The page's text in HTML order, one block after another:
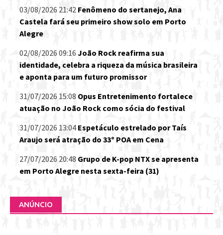
03/08/2026 21:42 Fenômeno do sertanejo, Ana
Castela fará seu primeiro show solo em Porto
Alegre
02/08/2026 09:16 João Rock reafirma sua
identidade, celebra a riqueza da música brasileira
e aponta para um futuro promissor
31/07/2026 15:08 Opus Entretenimento fortalece
atuação no João Rock como sócia do festival
31/07/2026 13:04 Espetáculo estrelado por Taís
Araujo será atração do 33º POA em Cena
27/07/2026 20:48 Grupo de K-pop NTX se apresenta
em Porto Alegre nesta sexta-feira (31)
ANÚNCIO